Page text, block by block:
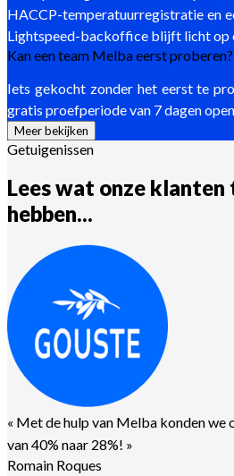
HACCP-temperatuurregistratie en
Lightspeed-backoffice blijft licht op
Kan een team Melba eerst proberen?
Iets gekocht zonder het eerst te
gratis proefperiode van 7 dagen
Meer bekijken
Getuigenissen
Lees wat onze klanten
hebben...
« Met de hulp van Melba konden we
van 40% naar 28%! »
Romain Roques